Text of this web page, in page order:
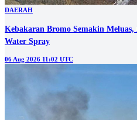
DAERAH
Kebakaran Bromo Semakin
Water Spray
06 Aug 2026 11:02 UTC